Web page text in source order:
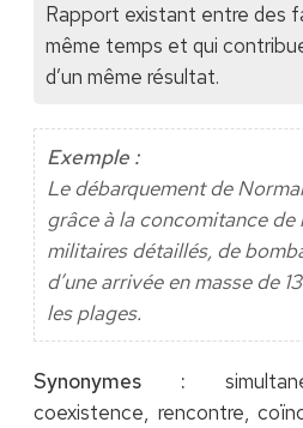
Rapport existant entre des
même temps et qui
d’un même résultat.
Exemple :
Le débarquement de
grâce à la concomitance de
militaires détaillés, de
d’une arrivée en masse de
les plages.
Synonymes :
coexistence, rencontre,